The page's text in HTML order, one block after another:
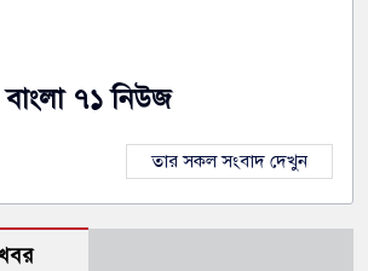
বাংলা ৭১ নিউজ
তার সকল সংবাদ দেখুন